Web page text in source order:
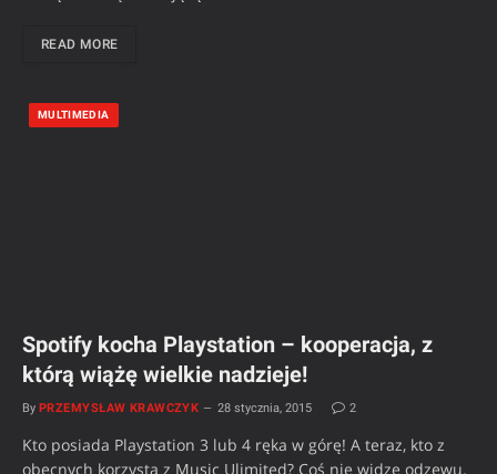
READ MORE
MULTIMEDIA
Spotify kocha Playstation – kooperacja, z
którą wiążę wielkie nadzieje!
By PRZEMYSŁAW KRAWCZYK 28 stycznia, 2015 2
Kto posiada Playstation 3 lub 4 ręka w górę! A teraz, kto z
obecnych korzysta z Music Ulimited? Coś nie widzę odzewu.